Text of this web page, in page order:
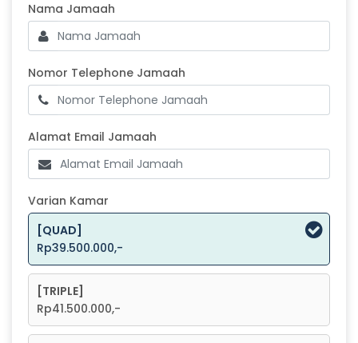
Nama Jamaah
Nomor Telephone Jamaah
Alamat Email Jamaah
Varian Kamar
[QUAD]
Rp39.500.000,-
[TRIPLE]
Rp41.500.000,-